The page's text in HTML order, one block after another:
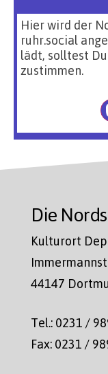
Hier wird der
ruhr.social
lädt, solltest
zustimmen.
Die
Kulturort
44147
Tel.: 0231 /
Fax: 0231 /